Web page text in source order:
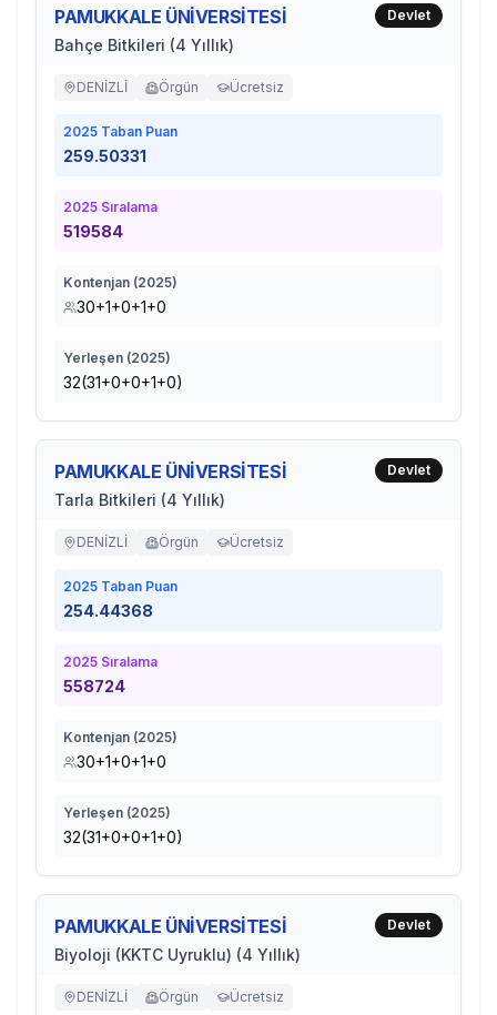
PAMUKKALE ÜNİVERSİTESİ
Bahçe Bitkileri (4 Yıllık)
Devlet
DENİZLİ Örgün Ücretsiz
2025 Taban Puan
259.50331
2025 Sıralama
519584
Kontenjan (2025)
30+1+0+1+0
Yerleşen (2025)
32(31+0+0+1+0)
PAMUKKALE ÜNİVERSİTESİ
Tarla Bitkileri (4 Yıllık)
Devlet
DENİZLİ Örgün Ücretsiz
2025 Taban Puan
254.44368
2025 Sıralama
558724
Kontenjan (2025)
30+1+0+1+0
Yerleşen (2025)
32(31+0+0+1+0)
PAMUKKALE ÜNİVERSİTESİ
Biyoloji (KKTC Uyruklu) (4 Yıllık)
Devlet
DENİZLİ Örgün Ücretsiz